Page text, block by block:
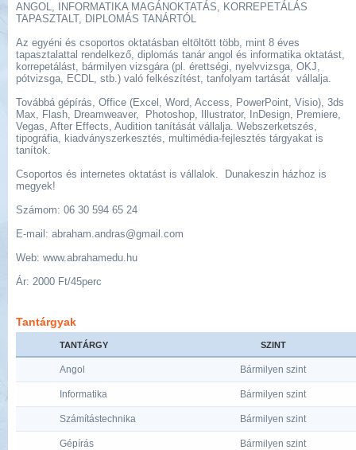
ANGOL, INFORMATIKA MAGÁNOKTATÁS, KORREPETÁLÁS
TAPASZTALT, DIPLOMÁS TANÁRTÓL
Az egyéni és csoportos oktatásban eltöltött több, mint 8 éves
tapasztalattal rendelkező, diplomás tanár angol és informatika oktatást,
korrepetálást, bármilyen vizsgára (pl. érettségi, nyelvvizsga, OKJ,
pótvizsga, ECDL, stb.) való felkészítést, tanfolyam tartását vállalja.
Továbbá gépírás, Office (Excel, Word, Access, PowerPoint, Visio), 3ds
Max, Flash, Dreamweaver, Photoshop, Illustrator, InDesign, Premiere,
Vegas, After Effects, Audition tanítását vállalja. Webszerketszés,
tipográfia, kiadványszerkesztés, multimédia-fejlesztés tárgyakat is
tanítok.
Csoportos és internetes oktatást is vállalok. Dunakeszin házhoz is
megyek!
Számom: 06 30 594 65 24
E-mail: abraham.andras@gmail.com
Web: www.abrahamedu.hu
Ár: 2000 Ft/45perc
Tantárgyak
TANTÁRGY SZINT
Angol Bármilyen szint
Informatika Bármilyen szint
Számítástechnika Bármilyen szint
Gépírás Bármilyen szint